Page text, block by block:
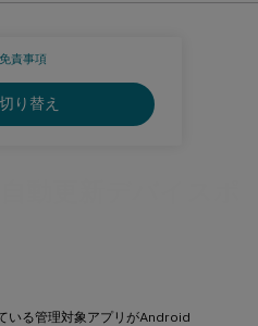
免責事項
り替え
いる管理対象アプリがAndroid